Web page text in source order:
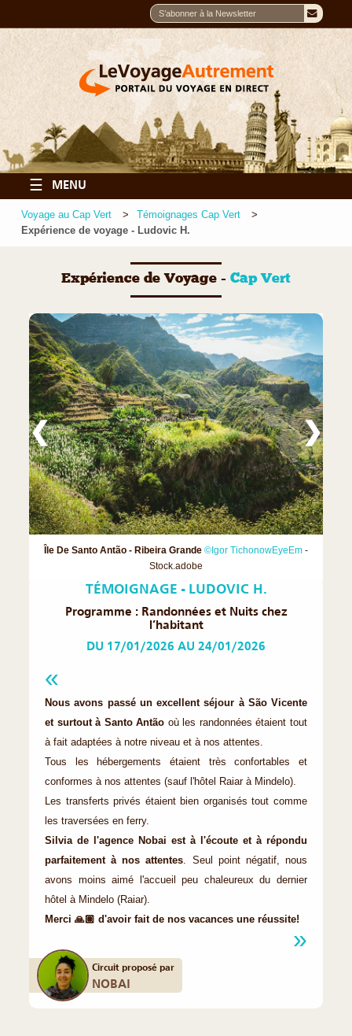
☰ MENU
Voyage au Cap Vert
Témoignages Cap Vert
Expérience de voyage - Ludovic H.
Expérience de Voyage - Cap Vert
Île De Santo Antão - Ribeira Grande ©Igor TichonowEyeEm -
Stock.adobe
❮ ❯
TÉMOIGNAGE - LUDOVIC H.
Programme : Randonnées et Nuits chez
l’habitant
DU 17/01/2026 AU 24/01/2026
Nous avons passé un excellent séjour à São Vicente
et surtout à Santo Antão où les randonnées étaient tout
à fait adaptées à notre niveau et à nos attentes.
Tous les hébergements étaient très confortables et
conformes à nos attentes (sauf l'hôtel Raiar à Mindelo).
Les transferts privés étaient bien organisés tout comme
les traversées en ferry.
Silvia de l'agence Nobai est à l'écoute et à répondu
parfaitement à nos attentes . Seul point négatif, nous
avons moins aimé l'accueil peu chaleureux du dernier
hôtel à Mindelo (Raiar).
Merci 🙏🏽 d'avoir fait de nos vacances une réussite!
Circuit proposé par
NOBAI